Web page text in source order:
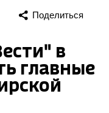
Поделиться
в
главные